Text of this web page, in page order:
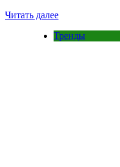
Читать далее
Тренды